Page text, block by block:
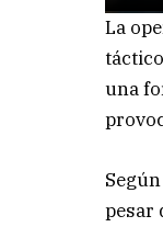
La
una
pesar